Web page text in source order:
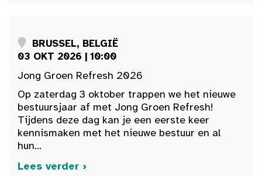
BRUSSEL, BELGIË
03 OKT 2026 | 10:00
Jong Groen Refresh 2026
Op zaterdag 3 oktober trappen we het nieuwe
bestuursjaar af met Jong Groen Refresh!
Tijdens deze dag kan je een eerste keer
kennismaken met het nieuwe bestuur en al
hun...
Lees verder ›